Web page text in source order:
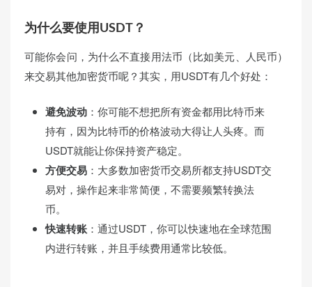
为什么要使用USDT？
可能你会问，为什么不直接用法币（比如美元、人民币）
来交易其他加密货币呢？其实，用USDT有几个好处：
避免波动 ：你可能不想把所有资金都用比特币来
持有，因为比特币的价格波动大得让人头疼。而
USDT就能让你保持资产稳定。
方便交易 ：大多数加密货币交易所都支持USDT交
易对，操作起来非常简便，不需要频繁转换法
币。
快速转账 ：通过USDT，你可以快速地在全球范围
内进行转账，并且手续费用通常比较低。